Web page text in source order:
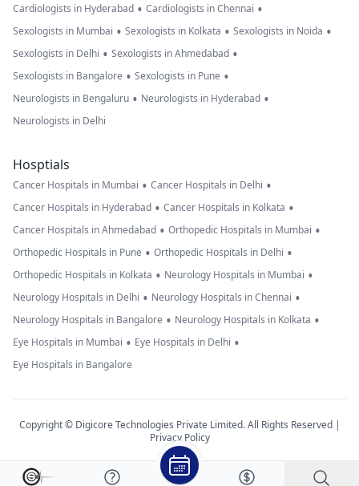
Cardiologists in Hyderabad • Cardiologists in Chennai •
Sexologists in Mumbai • Sexologists in Kolkata • Sexologists in Noida •
Sexologists in Delhi • Sexologists in Ahmedabad •
Sexologists in Bangalore • Sexologists in Pune •
Neurologists in Bengaluru • Neurologists in Hyderabad •
Neurologists in Delhi
Hosptials
Cancer Hospitals in Mumbai • Cancer Hospitals in Delhi •
Cancer Hospitals in Hyderabad • Cancer Hospitals in Kolkata •
Cancer Hospitals in Ahmedabad • Orthopedic Hospitals in Mumbai •
Orthopedic Hospitals in Pune • Orthopedic Hospitals in Delhi •
Orthopedic Hospitals in Kolkata • Neurology Hospitals in Mumbai •
Neurology Hospitals in Delhi • Neurology Hospitals in Chennai •
Neurology Hospitals in Bangalore • Neurology Hospitals in Kolkata •
Eye Hospitals in Mumbai • Eye Hospitals in Delhi •
Eye Hospitals in Bangalore
Copyright © Digicore Technologies Private Limited. All Rights Reserved |
Privacy Policy